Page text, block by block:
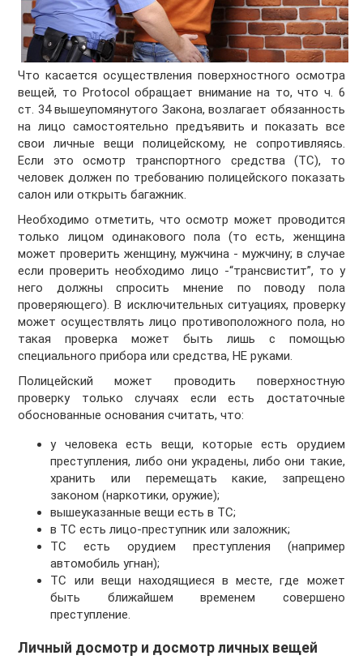
Что касается осуществления поверхностного осмотра
вещей, то Protocol обращает внимание на то, что ч. 6
ст. 34 вышеупомянутого Закона, возлагает обязанность
на лицо самостоятельно предъявить и показать все
свои личные вещи полицейскому, не сопротивляясь.
Если это осмотр транспортного средства (ТС), то
человек должен по требованию полицейского показать
салон или открыть багажник.
Необходимо отметить, что осмотр может проводится
только лицом одинакового пола (то есть, женщина
может проверить женщину, мужчина - мужчину; в случае
если проверить необходимо лицо -“трансвистит”, то у
него должны спросить мнение по поводу пола
проверяющего). В исключительных ситуациях, проверку
может осуществлять лицо противоположного пола, но
такая проверка может быть лишь с помощью
специального прибора или средства, НЕ руками.
Полицейский может проводить поверхностную
проверку только случаях если есть достаточные
обоснованные основания считать, что:
у человека есть вещи, которые есть орудием
преступления, либо они украдены, либо они такие,
хранить или перемещать какие, запрещено
законом (наркотики, оружие);
вышеуказанные вещи есть в ТС;
в ТС есть лицо-преступник или заложник;
ТС есть орудием преступления (например
автомобиль угнан);
ТС или вещи находящиеся в месте, где может
быть ближайшем временем совершено
преступление.
Личный досмотр и досмотр личных вещей